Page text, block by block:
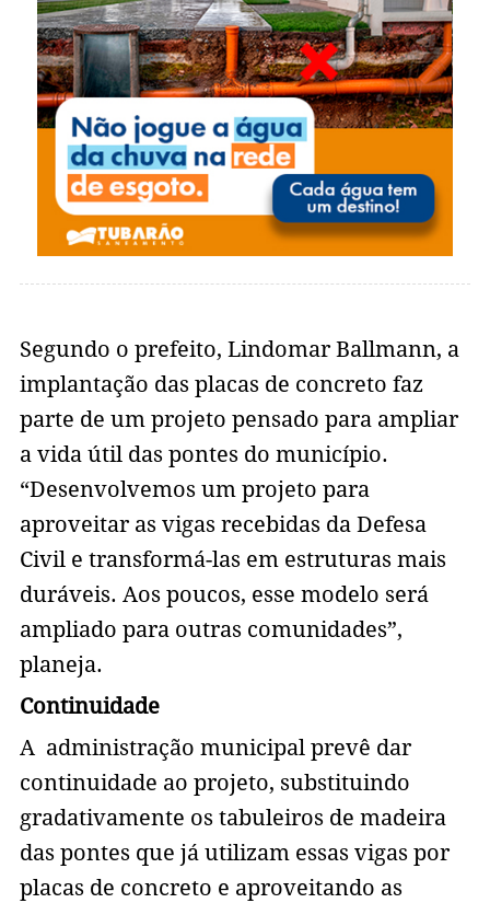
Segundo o prefeito, Lindomar Ballmann, a
implantação das placas de concreto faz
parte de um projeto pensado para ampliar
a vida útil das pontes do município.
“Desenvolvemos um projeto para
aproveitar as vigas recebidas da Defesa
Civil e transformá-las em estruturas mais
duráveis. Aos poucos, esse modelo será
ampliado para outras comunidades”,
planeja.
Continuidade
A administração municipal prevê dar
continuidade ao projeto, substituindo
gradativamente os tabuleiros de madeira
das pontes que já utilizam essas vigas por
placas de concreto e aproveitando as